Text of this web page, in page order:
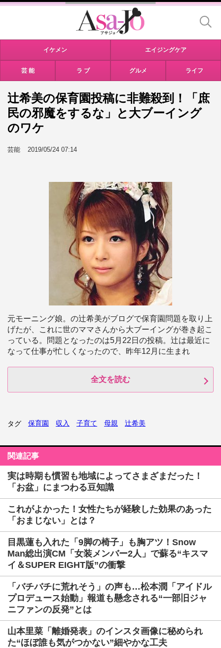
イケメン エイジングケア
芸 能 ラ ブ グルメ ライフ
辻希美の保育園投稿に非難殺到！「庶
民の邪魔をするな」と大ブーイング
のワケ
芸能 2019/05/24 07:14
元モーニング娘。の辻希美がブログで保育園問題を取り上
げたが、これに世のママさんから大ブーイングが巻き起こ
っている。問題となったのは5月22日の投稿。辻は最近に
なって仕事が忙しくなったので、昨年12月に生まれ
全文を読む
タグ 保育園 収入 子育て 母親 辻希美
関連記事
実は時期も慣習も地域によってさまざまだった！
「お盆」にまつわる豆知識
これがよかった！女性たちが経験した効果のあった
「おまじない」とは？
目黒蓮も入れた「9脚の椅子」も胸アツ！Snow
Man総出演CM「女装メンバー2人」で蘇る“キスマ
イ＆SUPER EIGHT版”の衝撃
「バチバチに荒れそう」の声も…松本潤「アイドル
プロデュース始動」報道も懸念される“一部旧ジャ
ニファンの反発”とは
山本里菜「離婚発表」のインスタ画像に秘められ
た“ほぼ誰も気がつかない”細やかな工夫